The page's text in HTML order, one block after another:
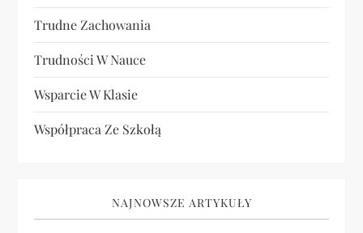
Trudne Zachowania
Trudności W Nauce
Wsparcie W Klasie
Współpraca Ze Szkołą
NAJNOWSZE ARTYKUŁY